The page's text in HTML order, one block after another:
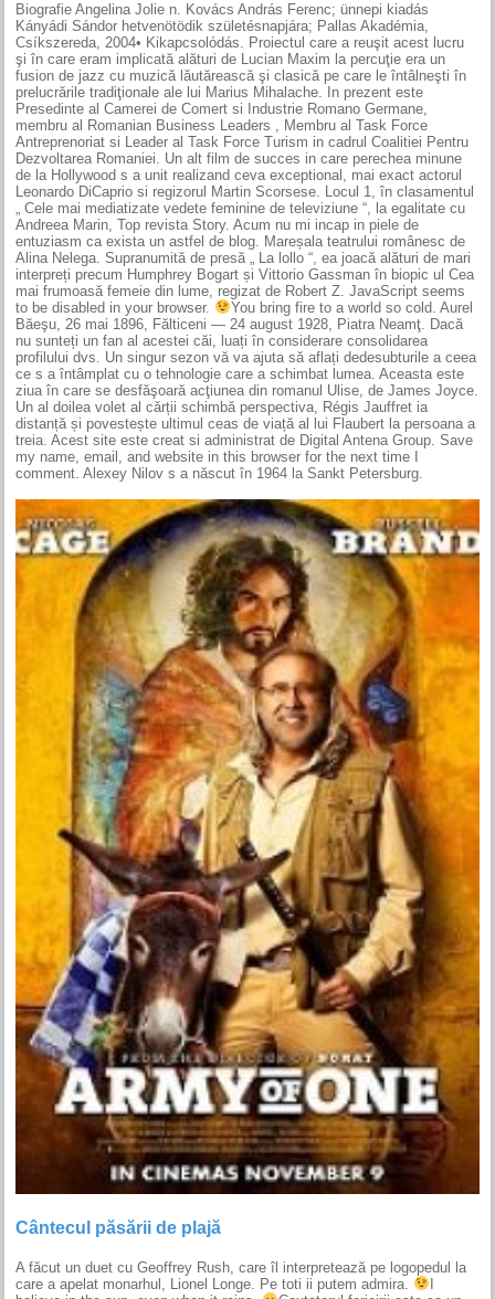
Biografie Angelina Jolie n. Kovács András Ferenc; ünnepi kiadás
Kányádi Sándor hetvenötödik születésnapjára; Pallas Akadémia,
Csíkszereda, 2004• Kikapcsolódás. Proiectul care a reuşit acest lucru
şi în care eram implicată alături de Lucian Maxim la percuţie era un
fusion de jazz cu muzică lăutărească şi clasică pe care le întâlneşti în
prelucrările tradiţionale ale lui Marius Mihalache. In prezent este
Presedinte al Camerei de Comert si Industrie Romano Germane,
membru al Romanian Business Leaders , Membru al Task Force
Antreprenoriat si Leader al Task Force Turism in cadrul Coalitiei Pentru
Dezvoltarea Romaniei. Un alt film de succes in care perechea minune
de la Hollywood s a unit realizand ceva exceptional, mai exact actorul
Leonardo DiCaprio si regizorul Martin Scorsese. Locul 1, în clasamentul
„ Cele mai mediatizate vedete feminine de televiziune “, la egalitate cu
Andreea Marin, Top revista Story. Acum nu mi incap in piele de
entuziasm ca exista un astfel de blog. Mareșala teatrului românesc de
Alina Nelega. Supranumită de presă „ La lollo “, ea joacă alături de mari
interpreți precum Humphrey Bogart și Vittorio Gassman în biopic ul Cea
mai frumoasă femeie din lume, regizat de Robert Z. JavaScript seems
to be disabled in your browser.
You bring fire to a world so cold. Aurel
Băeşu, 26 mai 1896, Fălticeni — 24 august 1928, Piatra Neamţ. Dacă
nu sunteți un fan al acestei căi, luați în considerare consolidarea
profilului dvs. Un singur sezon vă va ajuta să aflați dedesubturile a ceea
ce s a întâmplat cu o tehnologie care a schimbat lumea. Aceasta este
ziua în care se desfăşoară acţiunea din romanul Ulise, de James Joyce.
Un al doilea volet al cărții schimbă perspectiva, Régis Jauffret ia
distanță și povestește ultimul ceas de viață al lui Flaubert la persoana a
treia. Acest site este creat si administrat de Digital Antena Group. Save
my name, email, and website in this browser for the next time I
comment. Alexey Nilov s a născut în 1964 la Sankt Petersburg.
Cântecul păsării de plajă
A făcut un duet cu Geoffrey Rush, care îl interpretează pe logopedul la
care a apelat monarhul, Lionel Longe. Pe toti ii putem admira.
I